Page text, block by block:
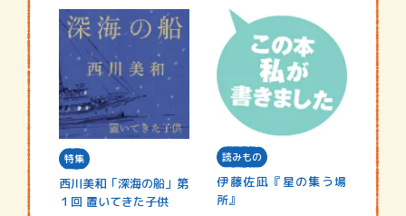
特集
西川美和「深海の船」第
１回 置いてきた子供
読みもの
伊藤佐凪『星の集う場
所』